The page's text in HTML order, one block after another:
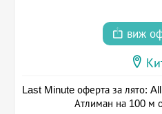
виж
Last Minute оферта за лято:
Атлиман на 100 м